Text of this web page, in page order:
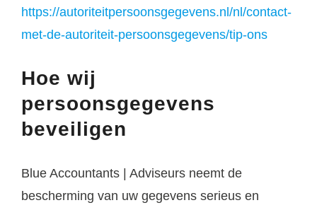
https://autoriteitpersoonsgegevens.nl/nl/contact-
met-de-autoriteit-persoonsgegevens/tip-ons
Hoe wij
persoonsgegevens
beveiligen
Blue Accountants | Adviseurs neemt de
bescherming van uw gegevens serieus en